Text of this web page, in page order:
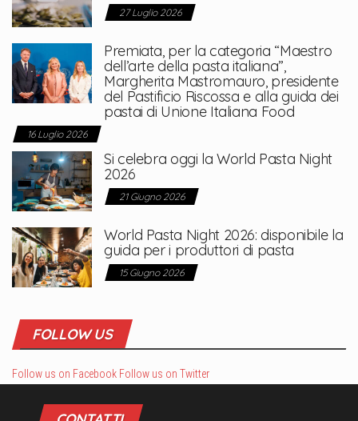
27 Luglio 2026
Premiata, per la categoria “Maestro
dell’arte della pasta italiana”,
Margherita Mastromauro, presidente
del Pastificio Riscossa e alla guida dei
pastai di Unione Italiana Food
16 Luglio 2026
Si celebra oggi la World Pasta Night
2026
21 Giugno 2026
World Pasta Night 2026: disponibile la
guida per i produttori di pasta
15 Giugno 2026
FOLLOW US
Follow us on Facebook Follow us on Twitter